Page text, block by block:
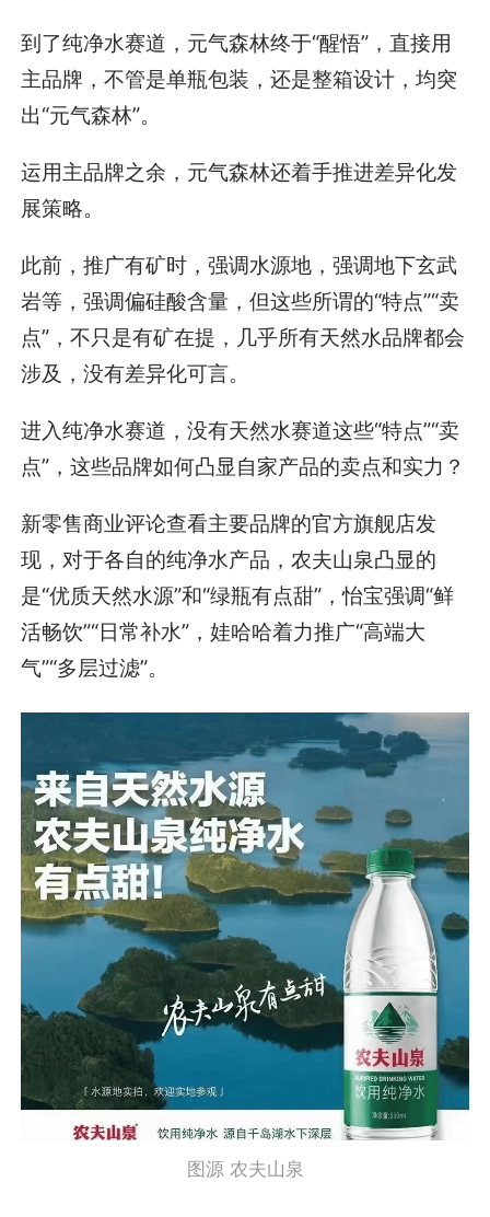
到了纯净水赛道，元气森林终于“醒悟”，直接用
主品牌，不管是单瓶包装，还是整箱设计，均突
出“元气森林”。
运用主品牌之余，元气森林还着手推进差异化发
展策略。
此前，推广有矿时，强调水源地，强调地下玄武
岩等，强调偏硅酸含量，但这些所谓的“特点”“卖
点”，不只是有矿在提，几乎所有天然水品牌都会
涉及，没有差异化可言。
进入纯净水赛道，没有天然水赛道这些“特点”“卖
点”，这些品牌如何凸显自家产品的卖点和实力？
新零售商业评论查看主要品牌的官方旗舰店发
现，对于各自的纯净水产品，农夫山泉凸显的
是“优质天然水源”和“绿瓶有点甜”，怡宝强调“鲜
活畅饮”“日常补水”，娃哈哈着力推广“高端大
气”“多层过滤”。
图源 农夫山泉